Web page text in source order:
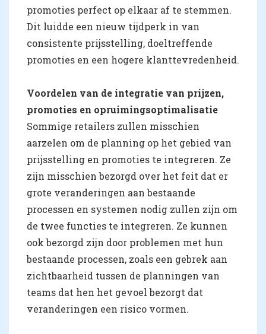
promoties perfect op elkaar af te stemmen.
Dit luidde een nieuw tijdperk in van
consistente prijsstelling, doeltreffende
promoties en een hogere klanttevredenheid.
Voordelen van de integratie van prijzen,
promoties en opruimingsoptimalisatie
Sommige retailers zullen misschien
aarzelen om de planning op het gebied van
prijsstelling en promoties te integreren. Ze
zijn misschien bezorgd over het feit dat er
grote veranderingen aan bestaande
processen en systemen nodig zullen zijn om
de twee functies te integreren. Ze kunnen
ook bezorgd zijn door problemen met hun
bestaande processen, zoals een gebrek aan
zichtbaarheid tussen de planningen van
teams dat hen het gevoel bezorgt dat
veranderingen een risico vormen.